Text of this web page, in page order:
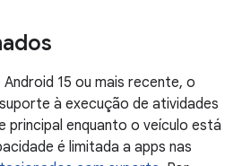
15 ou mais recente, o
à execução de atividades
principal enquanto o veículo está
é limitada a apps nas